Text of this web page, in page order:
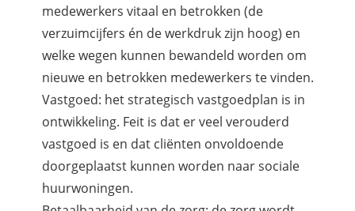
medewerkers vitaal en betrokken (de
verzuimcijfers én de werkdruk zijn hoog) en
welke wegen kunnen bewandeld worden om
nieuwe en betrokken medewerkers te vinden.
Vastgoed: het strategisch vastgoedplan is in
ontwikkeling. Feit is dat er veel verouderd
vastgoed is en dat cliënten onvoldoende
doorgeplaatst kunnen worden naar sociale
huurwoningen.